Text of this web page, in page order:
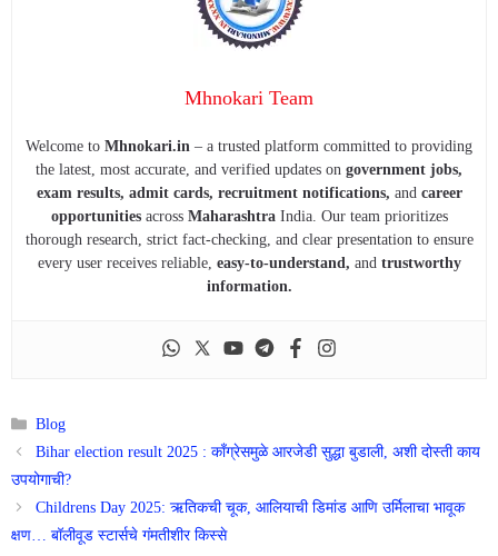
Mhnokari Team
Welcome to Mhnokari.in – a trusted platform committed to providing
the latest, most accurate, and verified updates on government jobs,
exam results, admit cards, recruitment notifications, and career
opportunitiesacross MaharashtraIndia. Our team prioritizes
thorough research, strict fact-checking, and clear presentation to ensure
every user receives reliable, easy-to-understand, and trustworthy
information.
Categories
Blog
Bihar election result 2025 : काँग्रेसमुळे आरजेडी सुद्धा बुडाली, अशी दोस्ती काय
उपयोगाची?
Childrens Day 2025: ऋतिकची चूक, आलियाची डिमांड आणि उर्मिलाचा भावूक
क्षण… बॉलीवूड स्टार्सचे गंमतीशीर किस्से